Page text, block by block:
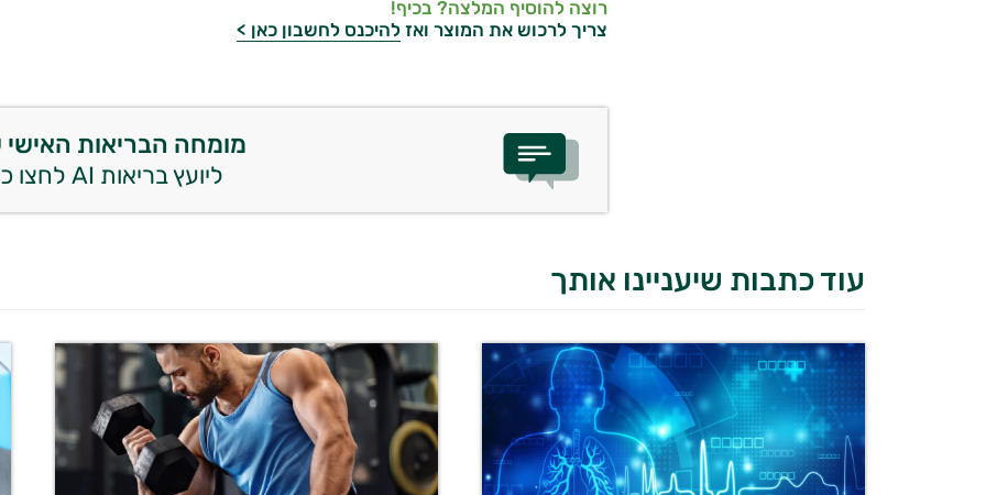
רוצה להוסיף המלצה? בכיף!
צריך לרכוש את המוצר ואז להיכנס לחשבון כאן >
מומחה הבריאות
ליועץ בריאות AI לחצו כאן
עוד כתבות שיעניינו אותך